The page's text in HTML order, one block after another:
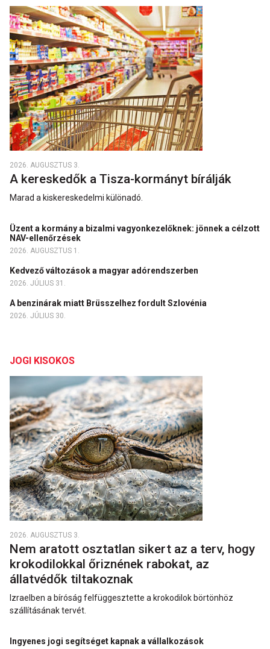
2026. AUGUSZTUS 3.
A kereskedők a Tisza-kormányt bírálják
Marad a kiskereskedelmi különadó.
Üzent a kormány a bizalmi vagyonkezelőknek: jönnek a célzott
NAV-ellenőrzések
2026. AUGUSZTUS 1.
Kedvező változások a magyar adórendszerben
2026. JÚLIUS 31.
A benzinárak miatt Brüsszelhez fordult Szlovénia
2026. JÚLIUS 30.
JOGI KISOKOS
2026. AUGUSZTUS 3.
Nem aratott osztatlan sikert az a terv, hogy
krokodilokkal őriznének rabokat, az
állatvédők tiltakoznak
Izraelben a bíróság felfüggesztette a krokodilok börtönhöz
szállításának tervét.
Ingyenes jogi segítséget kapnak a vállalkozások